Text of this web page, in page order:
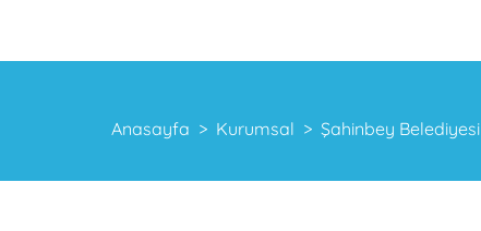
Anasayfa Kurumsal Şahinbey Belediyesi